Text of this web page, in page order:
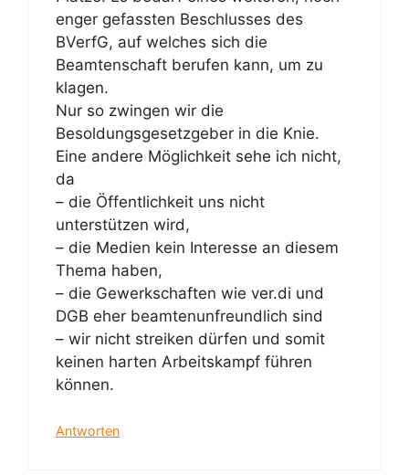
enger gefassten Beschlusses des
BVerfG, auf welches sich die
Beamtenschaft berufen kann, um zu
klagen.
Nur so zwingen wir die
Besoldungsgesetzgeber in die Knie.
Eine andere Möglichkeit sehe ich nicht,
da
– die Öffentlichkeit uns nicht
unterstützen wird,
– die Medien kein Interesse an diesem
Thema haben,
– die Gewerkschaften wie ver.di und
DGB eher beamtenunfreundlich sind
– wir nicht streiken dürfen und somit
keinen harten Arbeitskampf führen
können.
Antworten